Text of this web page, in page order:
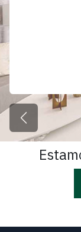
Anterior